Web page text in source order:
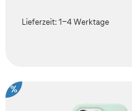
Lieferzeit:1-4 Werktage
%